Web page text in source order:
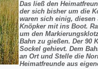
Das ließ den
der sich bisher um die
waren sich einig,
Knöpker mit ins Boot.
um den
Bahn zu gießen. Der 90
Sockel gehievt. Dem
an Ort und Stelle die
Heimatfreunde aus